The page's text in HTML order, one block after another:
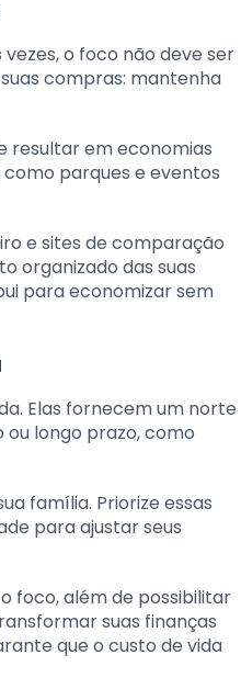
o foco não deve ser
compras: mantenha
resultar em economias
parques e eventos
e sites de comparação
organizado das suas
para economizar sem
Elas fornecem um norte
ou longo prazo, como
família. Priorize essas
para ajustar seus
foco, além de possibilitar
suas finanças
que o custo de vida